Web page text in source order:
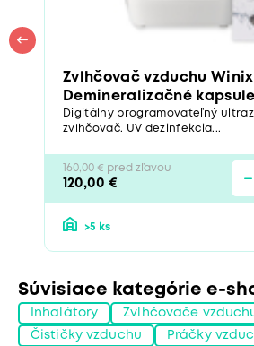
Zvlhčovač vzduchu Winix
Demineralizačné kapsule
Digitálny programovateľný
zvlhčovač. UV dezinfekcia...
160,00 € pred zľavou
120,00 €
>5 ks
Súvisiace kategórie e-
Inhalátory Zvlhčovače
Čističky vzduchu Práčky